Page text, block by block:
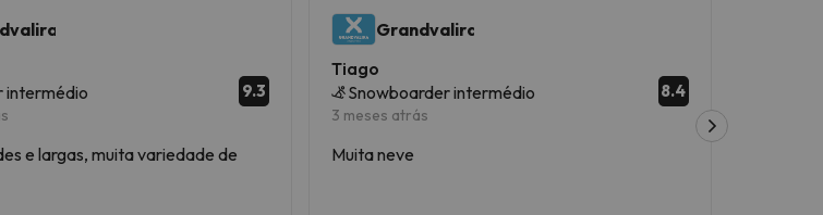
intermédio
9.3
e largas, muita variedade de
Grandvalira
Tiago
Snowboarder intermédio
3 meses atrás
8.4
Muita neve